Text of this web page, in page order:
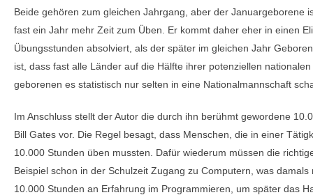
Beide gehören zum gleichen Jahrgang, aber der Januargeborene
fast ein Jahr mehr Zeit zum Üben. Er kommt daher eher in einen
Übungsstunden absolviert, als der später im gleichen Jahr
ist, dass fast alle Länder auf die Hälfte ihrer potenziellen
geborenen es statistisch nur selten in eine Nationalmannschaft
Im Anschluss stellt der Autor die durch ihn berühmt gewordene
Bill Gates vor. Die Regel besagt, dass Menschen, die in einer
10.000 Stunden üben mussten. Dafür wiederum müssen die
Beispiel schon in der Schulzeit Zugang zu Computern, was
10.000 Stunden an Erfahrung im Programmieren, um später das